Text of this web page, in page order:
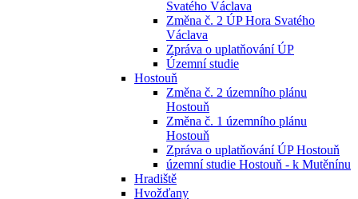
Svatého Václava
Změna č. 2 ÚP Hora Svatého
Václava
Zpráva o uplatňování ÚP
Územní studie
Hostouň
Změna č. 2 územního plánu
Hostouň
Změna č. 1 územního plánu
Hostouň
Zpráva o uplatňování ÚP Hostouň
územní studie Hostouň - k Mutěnínu
Hradiště
Hvožďany